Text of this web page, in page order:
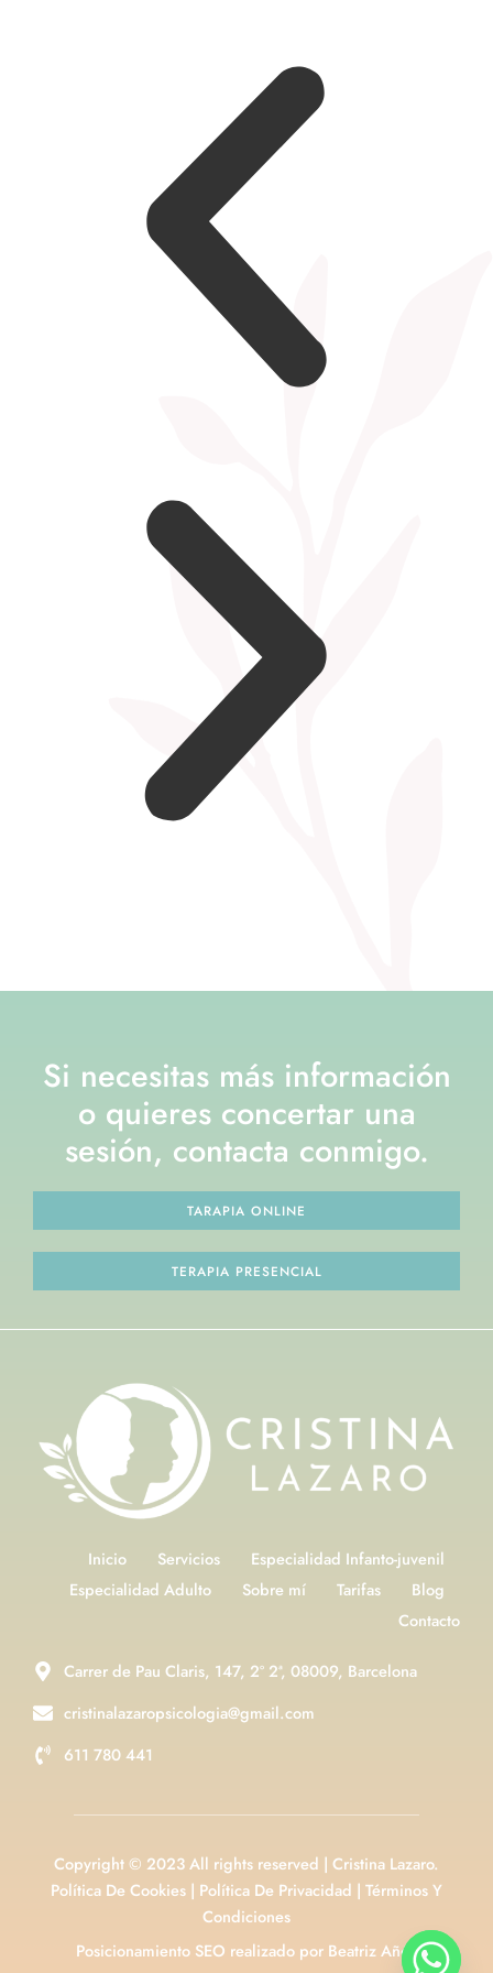
Si necesitas más información
o quieres concertar una
sesión, contacta conmigo.
TARAPIA ONLINE
TERAPIA PRESENCIAL
Inicio Servicios
Especialidad Infanto-juvenil
Especialidad Adulto
Sobre mí Tarifas
Blog
Contacto
Carrer de Pau Claris, 147, 2º 2ª, 08009, Barcelona
cristinalazaropsicologia@gmail.com
611 780 441
Copyright © 2023 All rights reserved | Cristina Lazaro.
Política De Cookies | Política De Privacidad | Términos Y
Condiciones
Posicionamiento SEO realizado por Beatriz Añón